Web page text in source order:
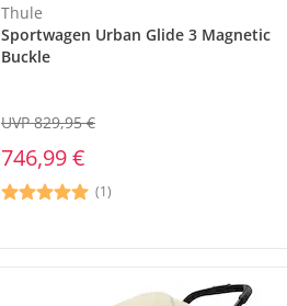
Thule
Sportwagen Urban Glide 3 Magnetic
Buckle
746,99 €
UVP 829,95 €
(1)